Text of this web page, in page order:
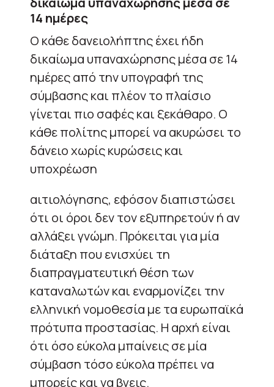
14 ημέρες
Ο κάθε δανειολήπτης έχει ήδη
δικαίωμα υπαναχώρησης μέσα σε 14
ημέρες από την υπογραφή της
σύμβασης και πλέον το πλαίσιο
γίνεται πιο σαφές και ξεκάθαρο. Ο
κάθε πολίτης μπορεί να ακυρώσει το
δάνειο χωρίς κυρώσεις και
υποχρέωση
αιτιολόγησης, εφόσον διαπιστώσει
ότι οι όροι δεν τον εξυπηρετούν ή αν
αλλάξει γνώμη. Πρόκειται για μία
διάταξη που ενισχύει τη
διαπραγματευτική θέση των
καταναλωτών και εναρμονίζει την
ελληνική νομοθεσία με τα ευρωπαϊκά
πρότυπα προστασίας. Η αρχή είναι
ότι όσο εύκολα μπαίνεις σε μία
σύμβαση τόσο εύκολα πρέπει να
μπορείς και να βγεις.